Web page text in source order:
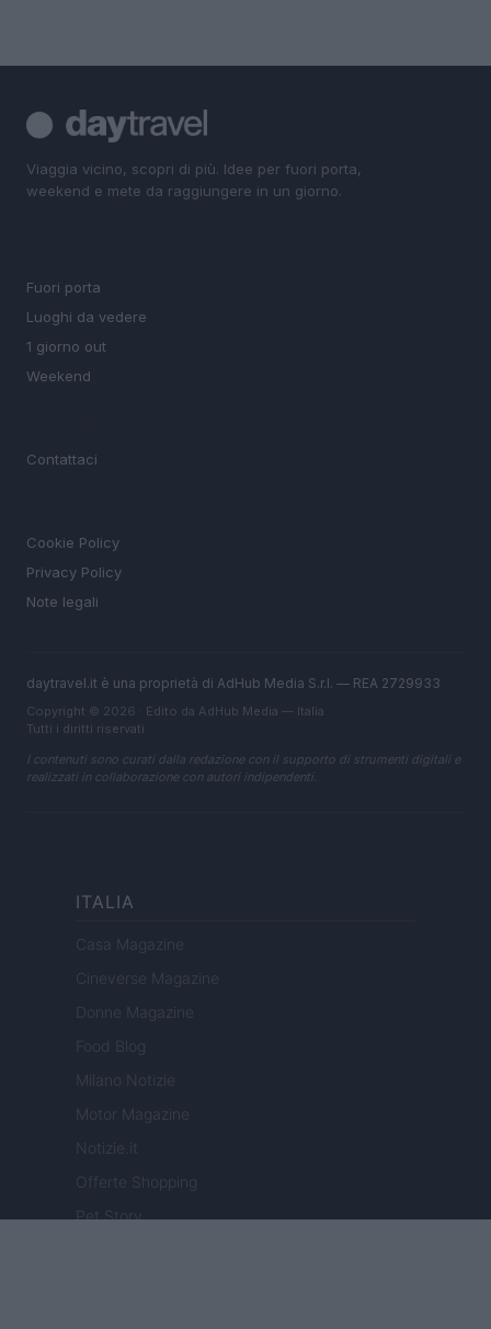
Viaggia vicino, scopri di più. Idee per fuori porta,
weekend e mete da raggiungere in un giorno.
Fuori porta
Luoghi da vedere
1 giorno out
Weekend
Contattaci
Cookie Policy
Privacy Policy
Note legali
daytravel.it è una proprietà di AdHub Media S.r.l. — REA 2729933
Copyright © 2026 · Edito da AdHub Media — Italia
Tutti i diritti riservati
I contenuti sono curati dalla redazione con il supporto di strumenti digitali e
realizzati in collaborazione con autori indipendenti.
ITALIA
Casa Magazine
Cineverse Magazine
Donne Magazine
Food Blog
Milano Notizie
Motor Magazine
Notizie.it
Offerte Shopping
Pet Story